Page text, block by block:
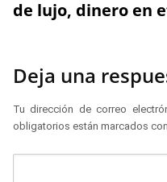
de lujo, dinero en
Deja una
Tu dirección de correo
obligatorios están marcados con